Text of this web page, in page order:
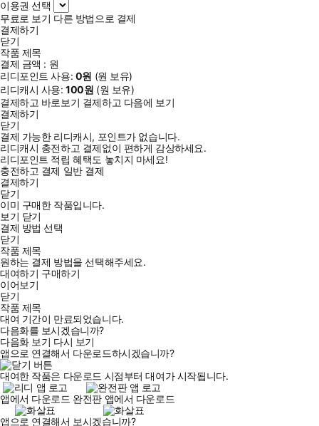
이용권 선택
무료로 보기 다른 방법으로 결제
결제하기
닫기
작품 제목
결제 금액 : 원
리디포인트 사용: 0원 (원 보유)
리디캐시 사용:100원 (원 보유)
결제하고 바로보기 결제하고 다음에 보기
결제하기
닫기
결제 가능한 리디캐시, 포인트가 없습니다.
리디캐시 충전하고 결제없이 편하게 감상하세요.
리디포인트 적립 혜택도 놓치지 마세요!
충전하고 결제 일반 결제
결제하기
닫기
이미 구매한 작품입니다.
보기 닫기
결제 방법 선택
닫기
작품 제목
원하는 결제 방법을 선택해주세요.
대여하기 구매하기
이어보기
닫기
작품 제목
대여 기간이 만료되었습니다.
다음화를 보시겠습니까?
다음화 보기 다시 보기
앱으로 연결해서 다운로드하시겠습니까?
대여한 작품은 다운로드 시점부터 대여가 시작됩니다.
앱에서 다운로드 완전판 앱에서 다운로드
앱으로 연결해서 보시겠습니까?